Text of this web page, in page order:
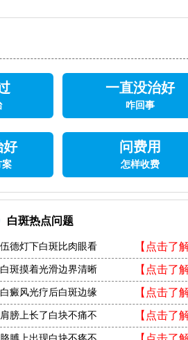
一直没治好
咋回事
好
案
问费用
怎样收费
白斑热点问题
【点击了
伍德灯下白斑比肉眼看
【点击了
白斑摸着光滑边界清晰
【点击了
白癜风光疗后白斑边缘
【点击了
肩膀上长了白块不痛不